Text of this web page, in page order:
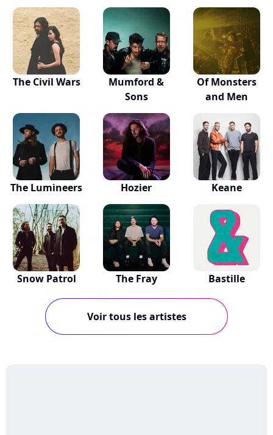
The Civil Wars
Mumford &
Sons
Of Monsters
and Men
The Lumineers Hozier Keane
Snow Patrol The Fray Bastille
Voir tous les artistes